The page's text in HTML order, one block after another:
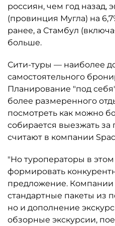
россиян, чем год назад,
(провинция Мугла) на
ранее, а Стамбул
больше.
Сити-туры — наиболее
самостоятельного
Планирование "под
более размеренного
посмотреть как можно
собирается выезжать за
считают в компании
"Но туроператоры в этом
формировать
предложение. Компании
стандартные пакеты из
но и дополнение
обзорные экскурсии,